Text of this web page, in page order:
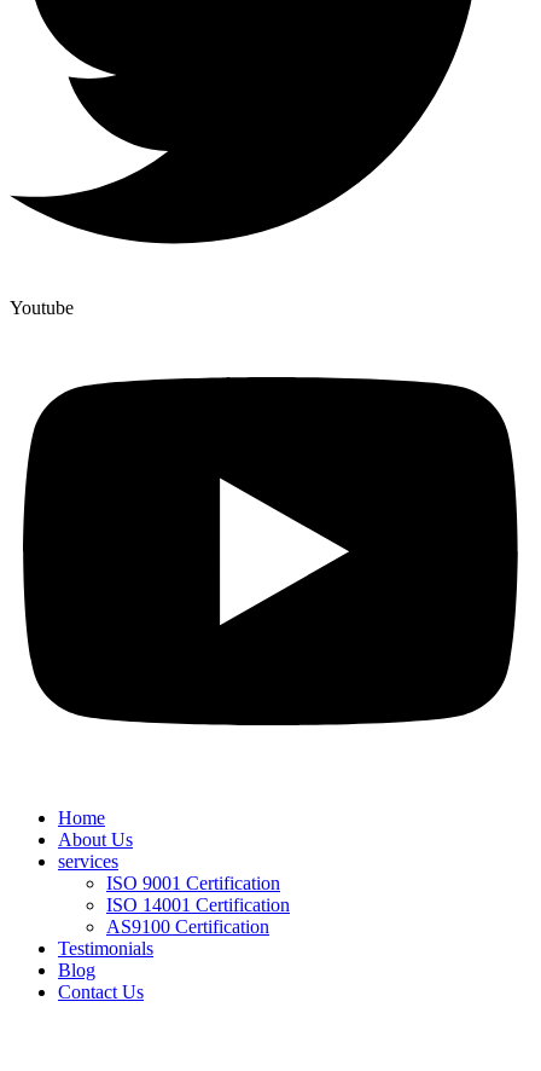
Youtube
Home
About Us
services
ISO 9001 Certification
ISO 14001 Certification
AS9100 Certification
Testimonials
Blog
Contact Us